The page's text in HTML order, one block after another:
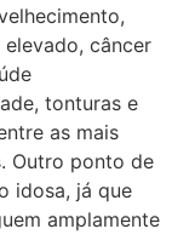
câncer
tonturas e
as mais
Outro ponto de
idosa, já que
amplamente